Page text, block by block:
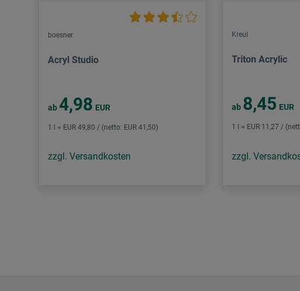
boesner
Acryl Studio
ab 4,98 EUR
1 l = EUR 49,80 / (netto: EUR 41,50)
zzgl. Versandkosten
Kreul
Triton Acrylic
ab 8,45 EUR
1 l = EUR 11,27 /
zzgl.